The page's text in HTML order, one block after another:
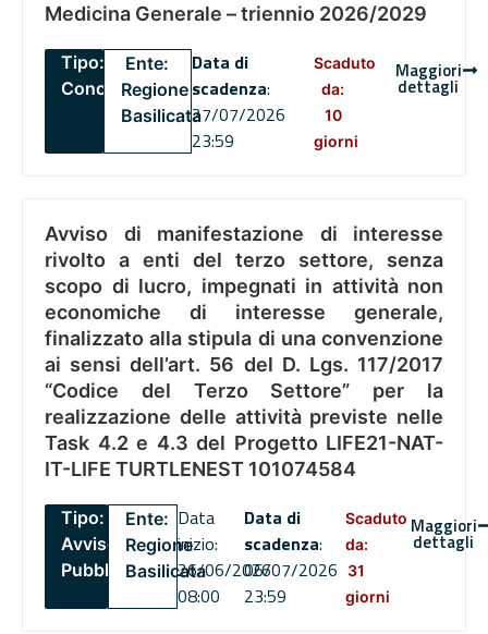
Medicina Generale – triennio 2026/2029
Tipo:
Concorsi
Ente:
Regione
Basilicata
Data di
scadenza:
27/07/2026
23:59
Scaduto
da:
10
giorni
Maggiori
dettagli
Avviso di manifestazione di interesse
rivolto a enti del terzo settore, senza
scopo di lucro, impegnati in attività non
economiche di interesse generale,
finalizzato alla stipula di una convenzione
ai sensi dell’art. 56 del D. Lgs. 117/2017
“Codice del Terzo Settore” per la
realizzazione delle attività previste nelle
Task 4.2 e 4.3 del Progetto LIFE21-NAT-
IT-LIFE TURTLENEST 101074584
Tipo:
Avviso
Pubblico
Ente:
Regione
Basilicata
Data
inizio:
26/06/2026
08:00
Data di
scadenza:
06/07/2026
23:59
Scaduto
da:
31
giorni
Maggiori
dettagli